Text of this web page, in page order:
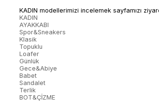
KADIN modellerimizi incelemek sayfamızı
KADIN
AYAKKABI
Spor&Sneakers
Klasik
Topuklu
Loafer
Günlük
Gece&Abiye
Babet
Sandalet
Terlik
BOT&ÇİZME